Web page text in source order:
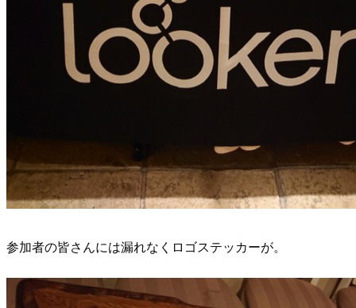
参加者の皆さんには漏れなくロゴステッカーが。